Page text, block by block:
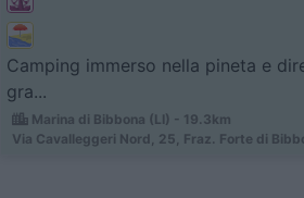
Camping immerso nella pineta e
gra...
Marina di Bibbona (LI) - 19.3km
Via Cavalleggeri Nord, 25, Fraz. Forte di